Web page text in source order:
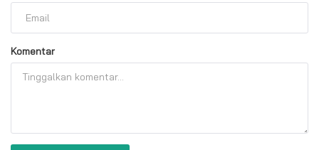
Komentar